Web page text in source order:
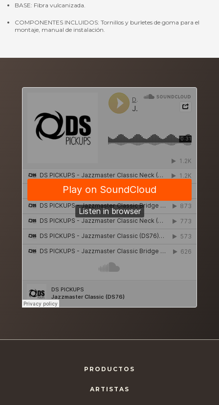
BASE: Fibra vulcanizada.
COMPONENTES INCLUIDOS: Tornillos y burletes de goma para el
montaje, manual de instalación.
PRODUCTOS
ARTISTAS